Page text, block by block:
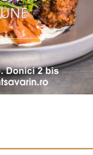
5 etape de